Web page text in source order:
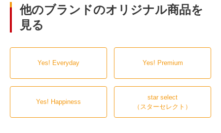
他のブランドのオリジナル商品を
見る
Yes! Everyday Yes! Premium
Yes! Happiness
star select
（スターセレクト）